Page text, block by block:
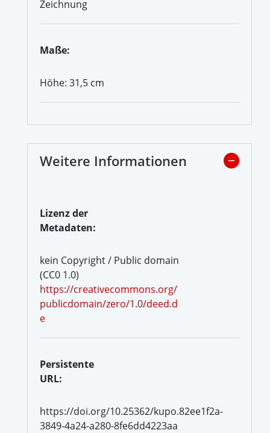
Zeichnung
Maße:
Höhe: 31,5 cm
Weitere Informationen
Lizenz der
Metadaten:
kein Copyright / Public domain
(CC0 1.0)
https://creativecommons.org/
publicdomain/zero/1.0/deed.d
e
Persistente
URL:
https://doi.org/10.25362/kupo.82ee1f2a-
3849-4a24-a280-8fe6dd4223aa